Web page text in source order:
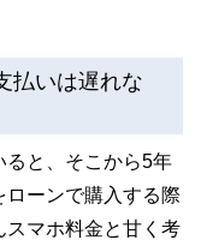
払いは遅れな
と、そこから5年
ローンで購入する際
スマホ料金と甘く考